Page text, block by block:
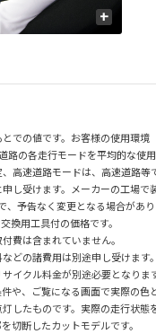
+
での値です。お客様の使用環境
路の各走行モードを平均的な使
高速道路モードは、高速道路等
し受けます。メーカーの工場で
予告なく変更となる場合があり
換用工具付の価格です。
費は含まれていません。
どの諸費用は別途申し受けます。
イクル料金が別途必要となります
や、ご覧になる画面で実際の色
したものです。実際の走行状態
切断したカットモデルです。